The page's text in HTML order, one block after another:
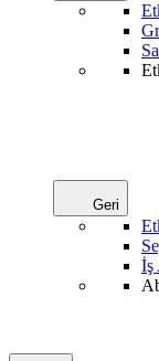
Geri
İş